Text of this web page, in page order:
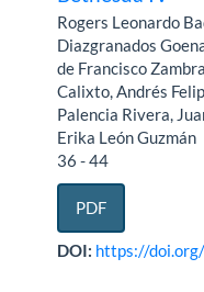
Rogers Leonardo
Diazgranados
de Francisco
Calixto, Andrés
Palencia Rivera,
Erika León Guzmán
36 - 44
PDF
DOI: https://